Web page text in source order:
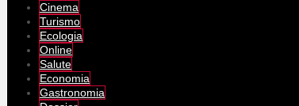
Cinema
Turismo
Ecologia
Online
Salute
Economia
Gastronomia